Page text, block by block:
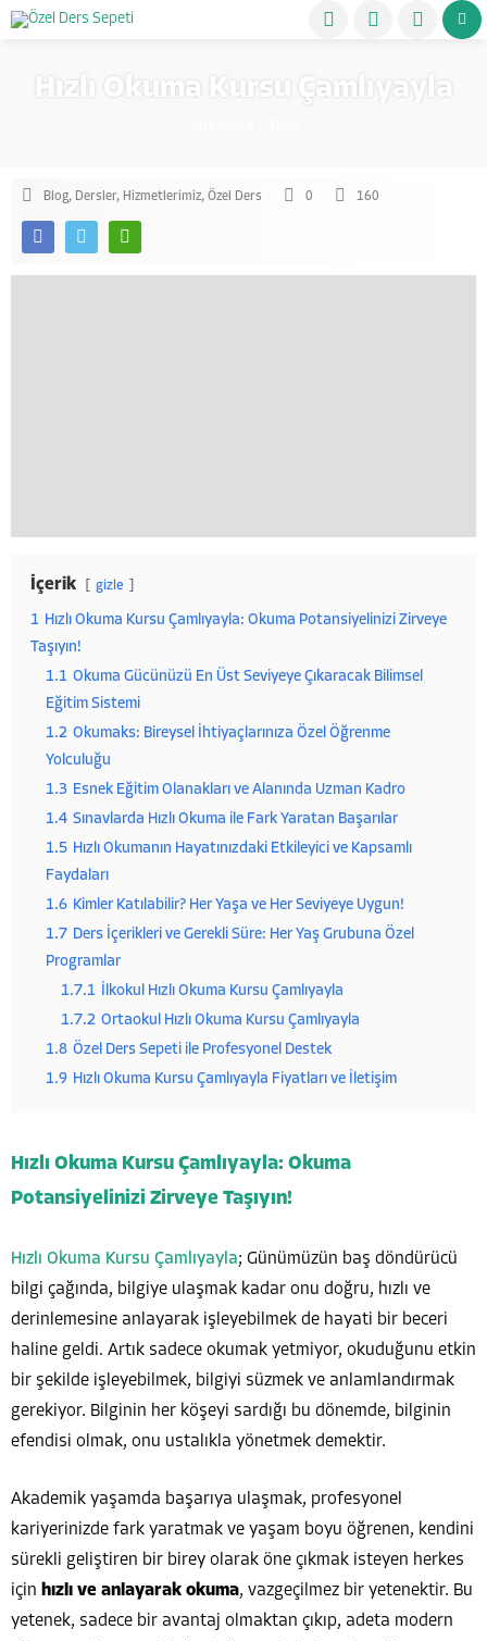
Hızlı Okuma Kursu Çamlıyayla
Blog, Dersler, Hizmetlerimiz, Özel Ders 0 160
İçerik gizle
1 Hızlı Okuma Kursu Çamlıyayla: Okuma Potansiyelinizi Zirveye
Taşıyın!
1.1 Okuma Gücünüzü En Üst Seviyeye Çıkaracak Bilimsel
Eğitim Sistemi
1.2 Okumaks: Bireysel İhtiyaçlarınıza Özel Öğrenme
Yolculuğu
1.3 Esnek Eğitim Olanakları ve Alanında Uzman Kadro
1.4 Sınavlarda Hızlı Okuma ile Fark Yaratan Başarılar
1.5 Hızlı Okumanın Hayatınızdaki Etkileyici ve Kapsamlı
Faydaları
1.6 Kimler Katılabilir? Her Yaşa ve Her Seviyeye Uygun!
1.7 Ders İçerikleri ve Gerekli Süre: Her Yaş Grubuna Özel
Programlar
1.7.1
İlkokul Hızlı Okuma Kursu Çamlıyayla
1.7.2 Ortaokul Hızlı Okuma Kursu Çamlıyayla
1.8 Özel Ders Sepeti ile Profesyonel Destek
1.9 Hızlı Okuma Kursu Çamlıyayla Fiyatları ve İletişim
Hızlı Okuma Kursu Çamlıyayla: Okuma
Potansiyelinizi Zirveye Taşıyın!
Hızlı Okuma Kursu Çamlıyayla; Günümüzün baş döndürücü
bilgi çağında, bilgiye ulaşmak kadar onu doğru, hızlı ve
derinlemesine anlayarak işleyebilmek de hayati bir beceri
haline geldi. Artık sadece okumak yetmiyor, okuduğunu etkin
bir şekilde işleyebilmek, bilgiyi süzmek ve anlamlandırmak
gerekiyor. Bilginin her köşeyi sardığı bu dönemde, bilginin
efendisi olmak, onu ustalıkla yönetmek demektir.
Akademik yaşamda başarıya ulaşmak, profesyonel
kariyerinizde fark yaratmak ve yaşam boyu öğrenen, kendini
sürekli geliştiren bir birey olarak öne çıkmak isteyen herkes
için hızlı ve anlayarak okuma, vazgeçilmez bir yetenektir. Bu
yetenek, sadece bir avantaj olmaktan çıkıp, adeta modern